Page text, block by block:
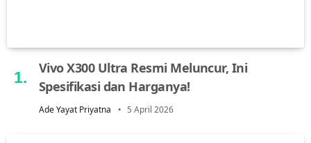
Vivo X300 Ultra Resmi Meluncur, Ini
Spesifikasi dan Harganya!
Ade Yayat Priyatna 5 April 2026